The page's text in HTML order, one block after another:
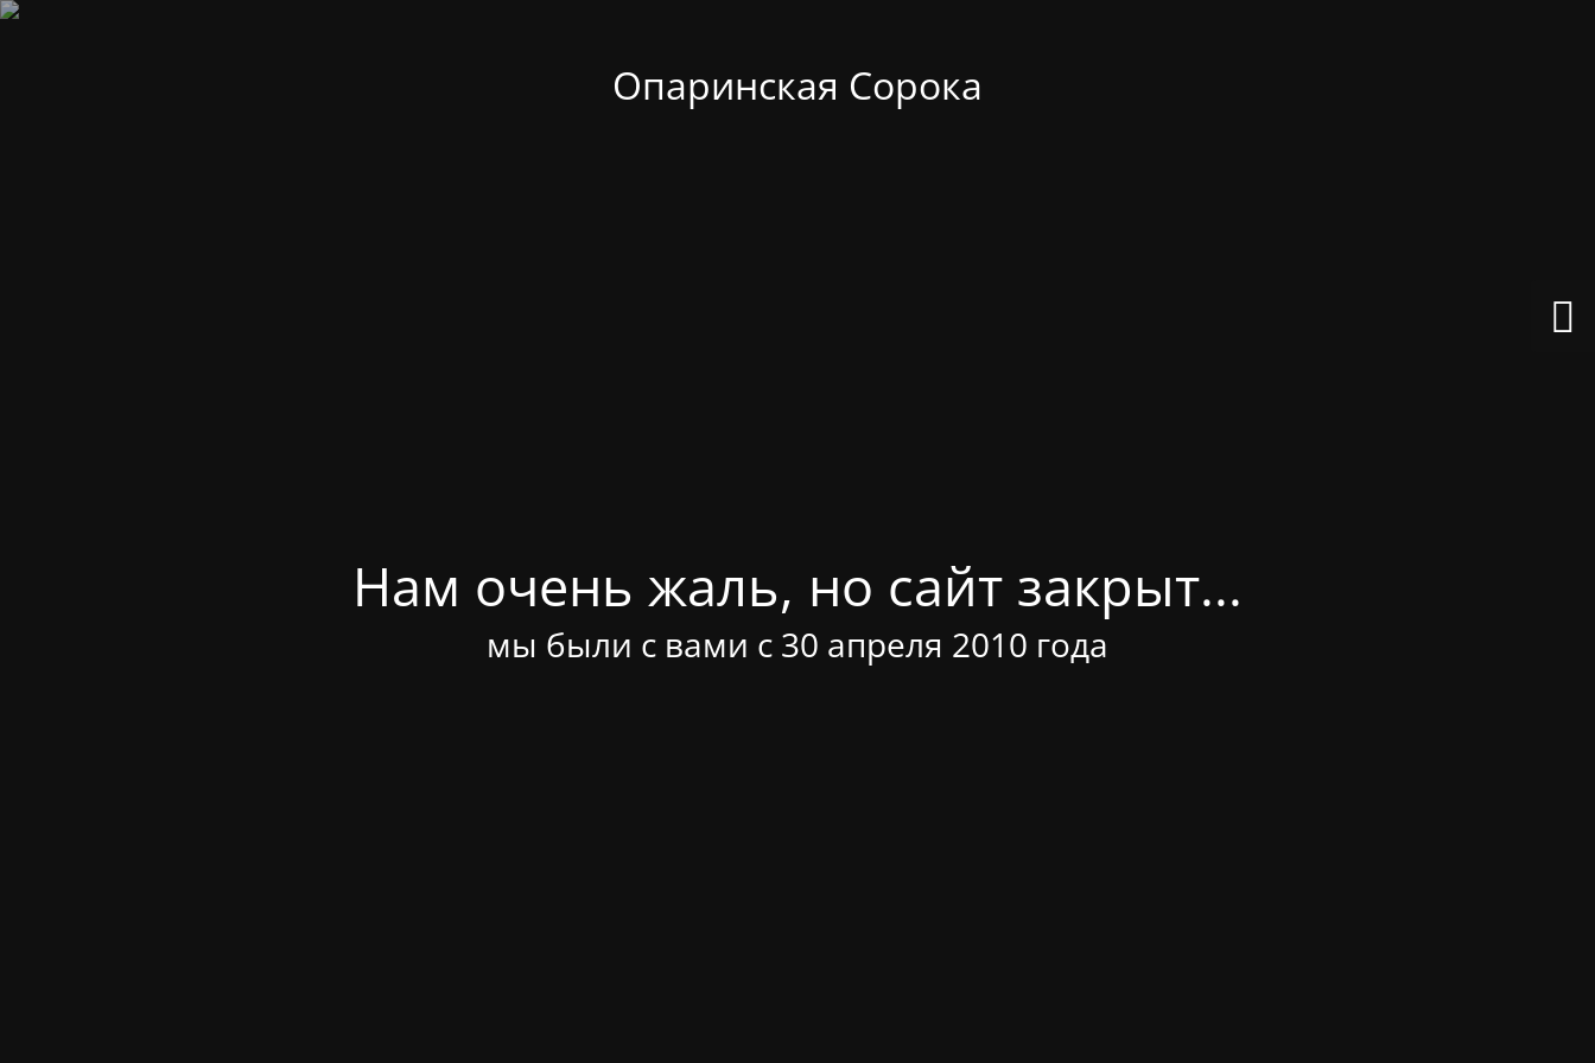
Опаринская Сорока
Нам очень жаль, но сайт закрыт...
мы были с вами с 30 апреля 2010 года